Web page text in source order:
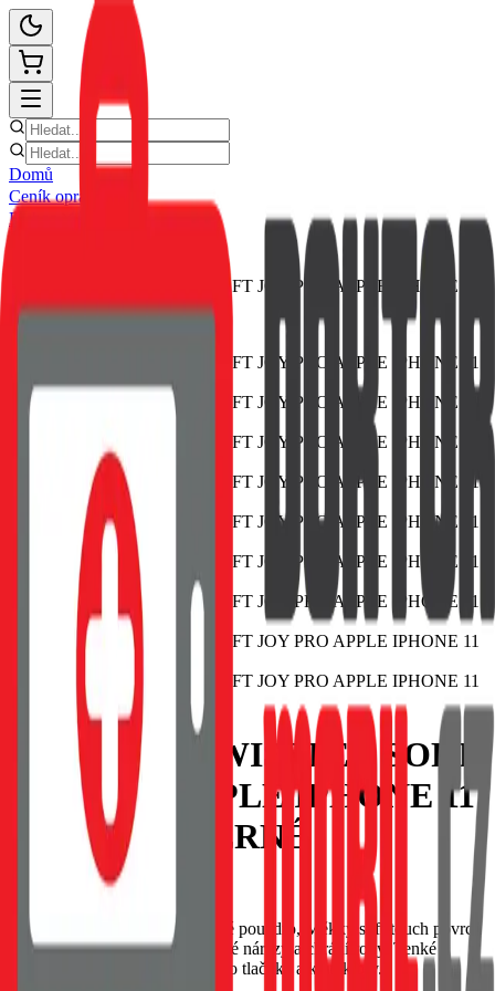
Domů
Ceník oprav
E-shop
POUZDRO SWISSTEN SOFT
JOY PRO APPLE IPHONE 11
PRO MAX ČERNÉ
8595217474710
SWISSTEN Soft Joy silikonové pouzdro, Měkký soft-touch povrch
příjemný na dotek, Tlumí drobné nárazy a chrání rohy, Tenké
provedení s přesnými výřezy pro tlačítka a konektory.